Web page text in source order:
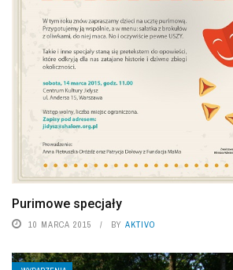
Purimowe specjały
10 MARCA 2015 BY AKTIVO